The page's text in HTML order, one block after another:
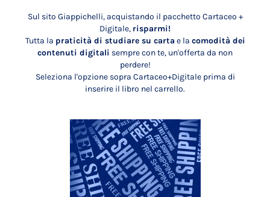
Sul sito Giappichelli, acquistando il pacchetto Cartaceo +
Digitale, risparmi!
Tutta la praticità di studiare su carta e la comodità dei
contenuti digitali sempre con te, un'offerta da non
perdere!
Seleziona l'opzione sopra Cartaceo+Digitale prima di
inserire il libro nel carrello.